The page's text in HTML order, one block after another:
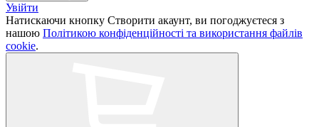
Увійти
Натискаючи кнопку Створити акаунт, ви погоджуєтеся з
нашою Політикою конфіденційності та використання файлів
cookie.